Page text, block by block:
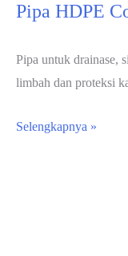
Pipa HDPE
Pipa untuk drainase,
limbah dan proteksi
Selengkapnya »